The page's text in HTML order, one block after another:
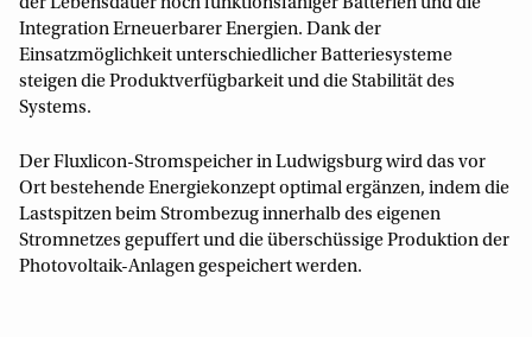
Integration Erneuerbarer Energien. Dank der
Einsatzmöglichkeit unterschiedlicher Batteriesysteme
steigen die Produktverfügbarkeit und die Stabilität des
Systems.
Der Fluxlicon-Stromspeicher in Ludwigsburg wird das vor
Ort bestehende Energiekonzept optimal ergänzen, indem die
Lastspitzen beim Strombezug innerhalb des eigenen
Stromnetzes gepuffert und die überschüssige Produktion der
Photovoltaik-Anlagen gespeichert werden.